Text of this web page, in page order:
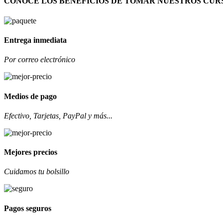
Entrega inmediata
Por correo electrónico
Medios de pago
Efectivo, Tarjetas, PayPal y más...
Mejores precios
Cuidamos tu bolsillo
Pagos seguros